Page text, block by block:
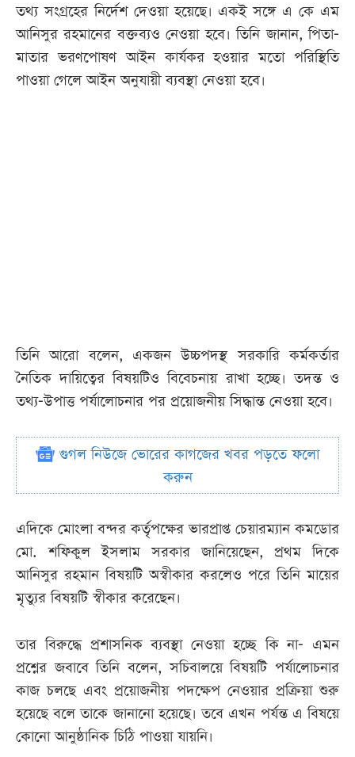
তথ্য সংগ্রহের নির্দেশ দেওয়া হয়েছে। একই সঙ্গে এ কে এম
আনিসুর রহমানের বক্তব্যও নেওয়া হবে। তিনি জানান, পিতা-
মাতার ভরণপোষণ আইন কার্যকর হওয়ার মতো পরিস্থিতি
পাওয়া গেলে আইন অনুযায়ী ব্যবস্থা নেওয়া হবে।
তিনি আরো বলেন, একজন উচ্চপদস্থ সরকারি কর্মকর্তার
নৈতিক দায়িত্বের বিষয়টিও বিবেচনায় রাখা হচ্ছে। তদন্ত ও
তথ্য-উপাত্ত পর্যালোচনার পর প্রয়োজনীয় সিদ্ধান্ত নেওয়া হবে।
গুগল নিউজে ভোরের কাগজের খবর পড়তে ফলো
করুন
এদিকে মোংলা বন্দর কর্তৃপক্ষের ভারপ্রাপ্ত চেয়ারম্যান কমডোর
মো. শফিকুল ইসলাম সরকার জানিয়েছেন, প্রথম দিকে
আনিসুর রহমান বিষয়টি অস্বীকার করলেও পরে তিনি মায়ের
মৃত্যুর বিষয়টি স্বীকার করেছেন।
তার বিরুদ্ধে প্রশাসনিক ব্যবস্থা নেওয়া হচ্ছে কি না- এমন
প্রশ্নের জবাবে তিনি বলেন, সচিবালয়ে বিষয়টি পর্যালোচনার
কাজ চলছে এবং প্রয়োজনীয় পদক্ষেপ নেওয়ার প্রক্রিয়া শুরু
হয়েছে বলে তাকে জানানো হয়েছে। তবে এখন পর্যন্ত এ বিষয়ে
কোনো আনুষ্ঠানিক চিঠি পাওয়া যায়নি।